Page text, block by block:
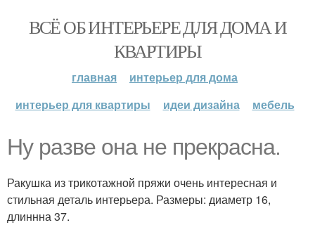
ВСЁ ОБ ИНТЕРЬЕРЕ ДЛЯ ДОМА И
КВАРТИРЫ
главная
интерьер для дома
интерьер для квартиры
идеи дизайна мебель
Ну разве она не прекрасна.
Ракушка из трикотажной пряжи очень интересная и
стильная деталь интерьера. Размеры: диаметр 16,
длиннна 37.